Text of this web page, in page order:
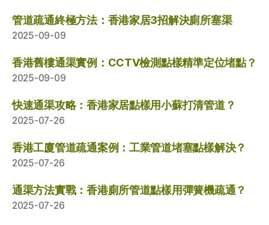
管道疏通終極方法：香港家居3招解決廁所塞渠
2025-09-09
香港舊樓通渠實例：CCTV檢測點樣精準定位堵點？
2025-09-09
快速通渠攻略：香港家居點樣用小蘇打清管道？
2025-07-26
香港工廈管道疏通案例：工業管道堵塞點樣解決？
2025-07-26
通渠方法實戰：香港廁所管道點樣用彈簧機疏通？
2025-07-26